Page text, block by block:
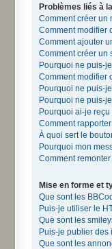
Problèmes liés à
Comment créer un
Comment modifier
Comment ajouter
Comment créer un
Pourquoi ne puis-
Comment modifier
Pourquoi ne puis-
Pourquoi ne puis-
Pourquoi ai-je
Comment
À quoi sert le
Pourquoi mon
Comment
Mise en forme et
Que sont les
Puis-je utiliser le
Que sont les
Puis-je publier des
Que sont les